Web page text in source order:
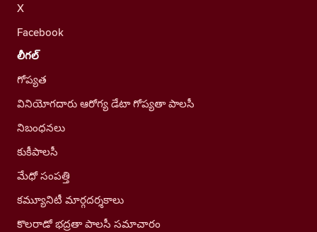
X
Facebook
లీగల్
గోప్యత
వినియోగదారు ఆరోగ్య డేటా గోప్యతా పాలసీ
నిబంధనలు
కుకీపాలసీ
మేధో సంపత్తి
కమ్యూనిటీ మార్గదర్శకాలు
కొలరాడో భద్రతా పాలసీ సమాచారం